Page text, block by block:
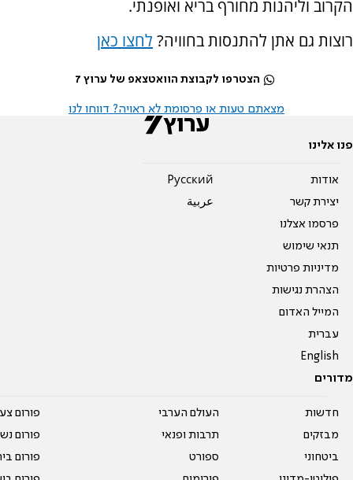
הקרוב וליהנות מחורף בריא ואופנתי.
רוצות גם אתן להתנסות בחוויה? לחצו כאן
הצטרפו לקבוצת הוואטצאפ של ערוץ 7
מצאתם טעות או פרסומת לא ראויה? דווחו לנו
פנו אלינו
אודות
יצירת קשר
פרסמו אצלנו
תנאי שימוש
מדיניות פרטיות
הצהרת נגישות
המייל האדום
עברית
English
Pусский
عربية
מדורים
חדשות
מבזקים
ביטחוני
העולם הערבי
תרבות ופנאי
ספורט
פורום
פורום
פורום